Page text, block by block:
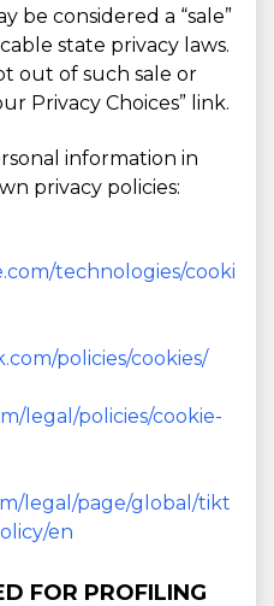
be considered a “sale”
state privacy laws.
out of such sale or
Privacy Choices” link.
information in
privacy policies:
technologies/cooki
policies/cookies/
legal/policies/cookie-
legal/page/global/tikt
en
FOR PROFILING